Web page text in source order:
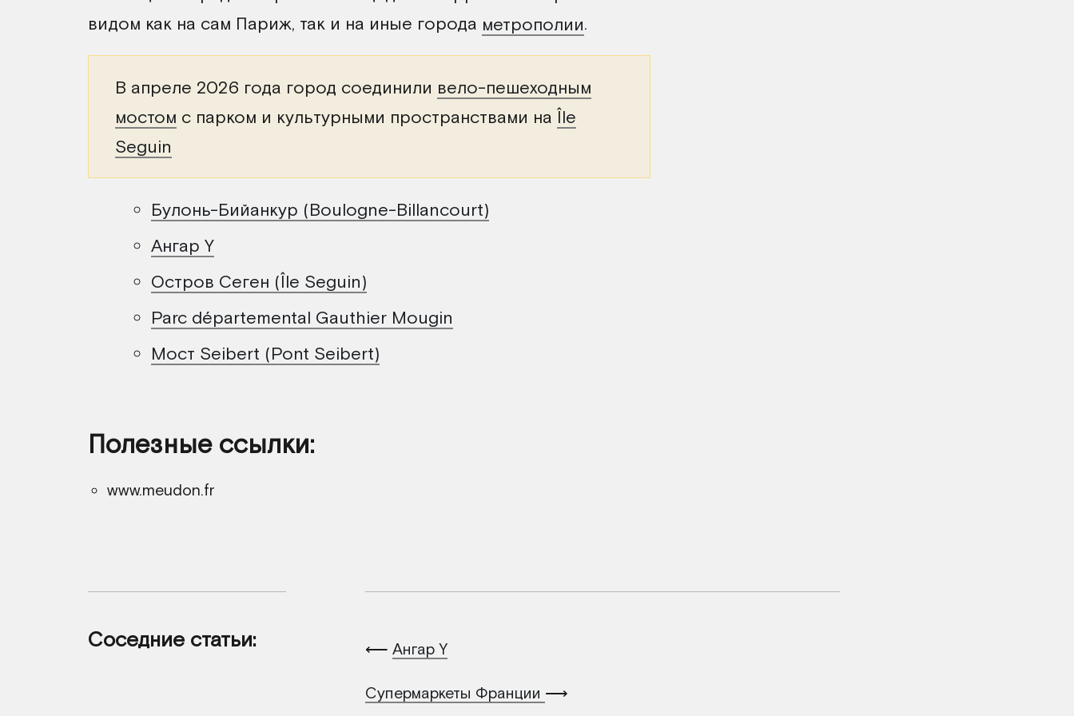
видом как на сам Париж, так и на иные города метрополии.
В апреле 2026 года город соединили вело-пешеходным
мостом с парком и культурными пространствами на Île
Seguin
Булонь-Бийанкур (Boulogne-Billancourt)
Ангар Y
Остров Сеген (Île Seguin)
Parc départemental Gauthier Mougin
Мост Seibert (Pont Seibert)
Полезные ссылки:
www.meudon.fr
Соседние статьи: ⟵ Ангар Y
Супермаркеты Франции ⟶